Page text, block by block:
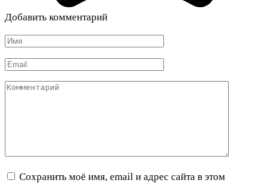
Добавить комментарий
Имя
Email
Комментарий
Сохранить моё имя, email и адрес сайта в этом